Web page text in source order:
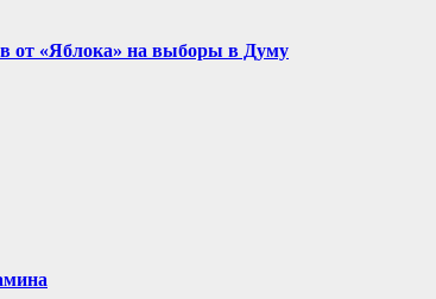
от «Яблока» на выборы в Думу